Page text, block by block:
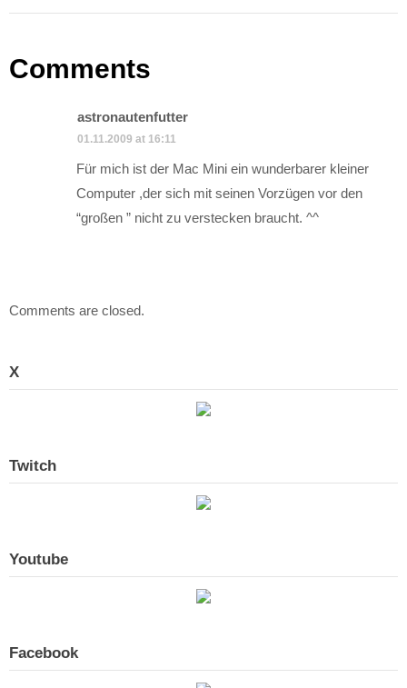
Comments
astronautenfutter
01.11.2009 at 16:11
Für mich ist der Mac Mini ein wunderbarer kleiner
Computer ,der sich mit seinen Vorzügen vor den
“großen ” nicht zu verstecken braucht. ^^
Comments are closed.
X
Twitch
Youtube
Facebook